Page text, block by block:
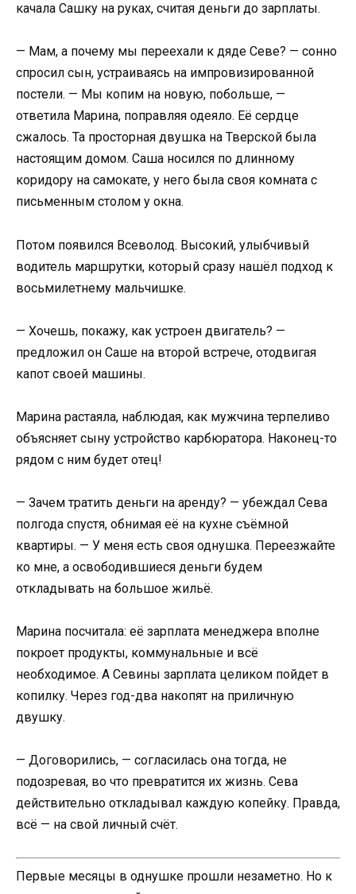
качала Сашку на руках, считая деньги до зарплаты.
— Мам, а почему мы переехали к дяде Севе? — сонно
спросил сын, устраиваясь на импровизированной
постели. — Мы копим на новую, побольше, —
ответила Марина, поправляя одеяло. Её сердце
сжалось. Та просторная двушка на Тверской была
настоящим домом. Саша носился по длинному
коридору на самокате, у него была своя комната с
письменным столом у окна.
Потом появился Всеволод. Высокий, улыбчивый
водитель маршрутки, который сразу нашёл подход к
восьмилетнему мальчишке.
— Хочешь, покажу, как устроен двигатель? —
предложил он Саше на второй встрече, отодвигая
капот своей машины.
Марина растаяла, наблюдая, как мужчина терпеливо
объясняет сыну устройство карбюратора. Наконец-то
рядом с ним будет отец!
— Зачем тратить деньги на аренду? — убеждал Сева
полгода спустя, обнимая её на кухне съёмной
квартиры. — У меня есть своя однушка. Переезжайте
ко мне, а освободившиеся деньги будем
откладывать на большое жильё.
Марина посчитала: её зарплата менеджера вполне
покроет продукты, коммунальные и всё
необходимое. А Севины зарплата целиком пойдет в
копилку. Через год-два накопят на приличную
двушку.
— Договорились, — согласилась она тогда, не
подозревая, во что превратится их жизнь. Сева
действительно откладывал каждую копейку. Правда,
всё — на свой личный счёт.
Первые месяцы в однушке прошли незаметно. Но к